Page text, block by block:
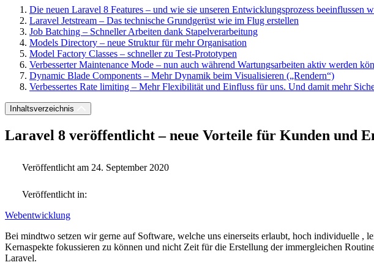
Die neuen Laravel 8 Features – und wie sie unseren Entwicklungsprozess beeinflussen
Laravel Jetstream – Das technische Grundgerüst wie im Flug erstellen
Job Batching – Schneller Arbeiten dank Stapelverarbeitung
Models Directory – neue Struktur für mehr Organisation
Model Factory Classes – schneller zu Test-Prototypen
Verbesserter Maintenance Mode – nun auch während Wartungsarbeiten aktiv werden
Dynamic Blade Components – Mehr Dynamik beim Visualisieren („Rendern“)
Verbessertes Rate limiting – Mehr Flexibilität und Einfluss für uns. Und damit mehr
Inhaltsverzeichnis
Laravel 8 veröffentlicht – neue Vorteile für Kunden und
Veröffentlicht am 24. September 2020
Veröffentlicht in:
Webentwicklung
Bei mindtwo setzen wir gerne auf Software, welche uns einerseits erlaubt, hoch individuelle ,
Kernaspekte fokussieren zu können und nicht Zeit für die Erstellung der immergleichen
Laravel.